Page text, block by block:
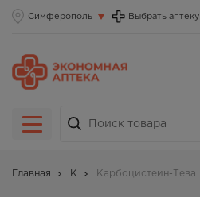
Симферополь Выбрать аптеку
Главная К Карбоцистеин-Тева